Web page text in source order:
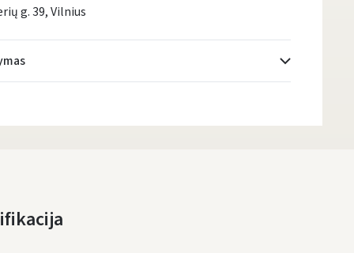
g. 39, Vilnius
Pirmadienį, Rugpjūčio 10 d.